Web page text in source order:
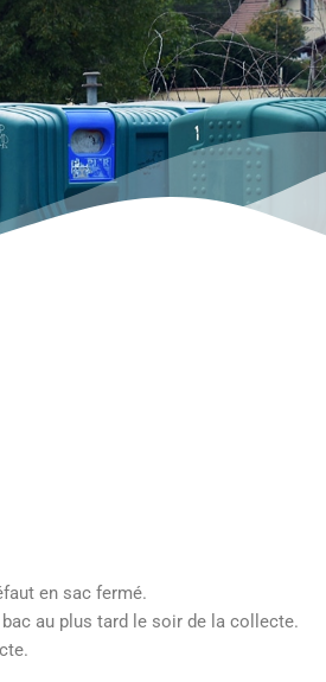
en sac fermé.
au plus tard le soir de la collecte.